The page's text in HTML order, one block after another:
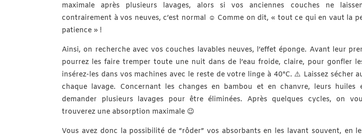
maximale après plusieurs lavages, alors si vos anciennes couches ne
contrairement à vos neuves, c’est normal ☺️ Comme on dit, « tout ce qui en vaut la
patience » !
Ainsi, on recherche avec vos couches lavables neuves, l’effet éponge. Avant leur
pourrez les faire tremper toute une nuit dans de l’eau froide, claire, pour gonfler
insérez-les dans vos machines avec le reste de votre linge à 40°C. ⚠️ Laissez sécher
chaque lavage. Concernant les changes en bambou et en chanvre, leurs huiles
demander plusieurs lavages pour être éliminées. Après quelques cycles, on
trouverez une absorption maximale 😉
Vous avez donc la possibilité de “rôder” vos absorbants en les lavant souvent, en